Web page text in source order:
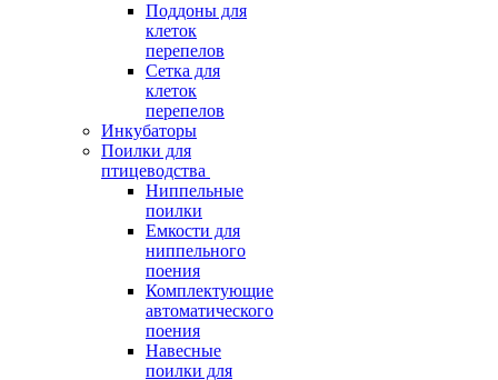
Поддоны для
клеток
перепелов
Сетка для
клеток
перепелов
Инкубаторы
Поилки для
птицеводства
Ниппельные
поилки
Емкости для
ниппельного
поения
Комплектующие
автоматического
поения
Навесные
поилки для